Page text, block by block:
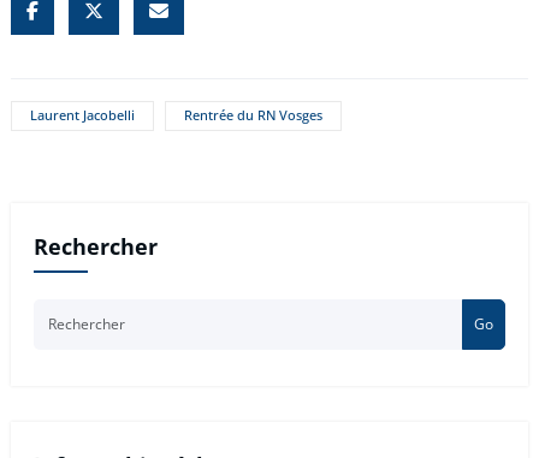
Laurent Jacobelli Rentrée du RN Vosges
Rechercher
Go